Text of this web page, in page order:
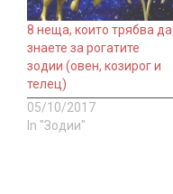
8 неща, които трябва да
знаете за рогатите
зодии (овен, козирог и
телец)
05/10/2017
In "Зодии"